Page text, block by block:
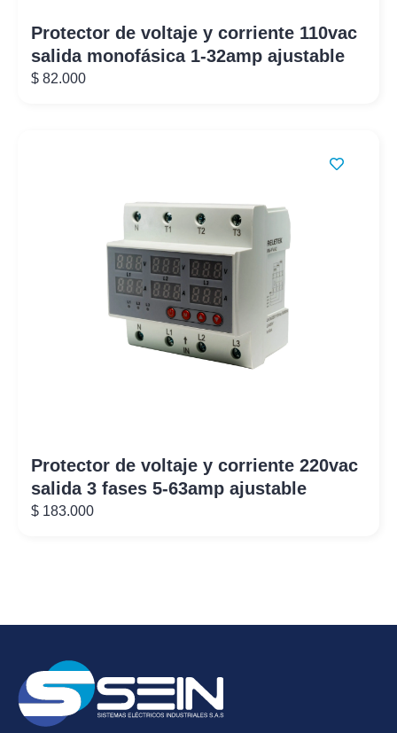
Protector de voltaje y corriente 110vac
salida monofásica 1-32amp ajustable
$ 82.000
Protector de voltaje y corriente 220vac
salida 3 fases 5-63amp ajustable
$ 183.000